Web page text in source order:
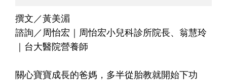
撰文／黃美湄
諮詢／周怡宏｜周怡宏小兒科診所院長、翁慧玲
｜台大醫院營養師
關心寶寶成長的爸媽，多半從胎教就開始下功